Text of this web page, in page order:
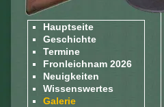
Hauptseite
Geschichte
Termine
Fronleichnam 2026
Neuigkeiten
Wissenswertes
Galerie